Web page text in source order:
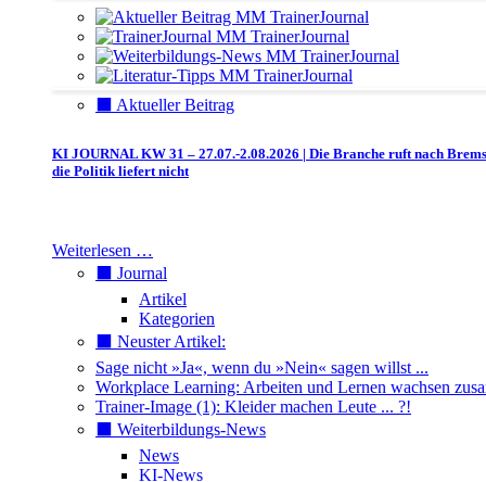
⬛️ Aktueller Beitrag
KI JOURNAL KW 31 – 27.07.-2.08.2026 | Die Branche ruft nach
die Politik liefert nicht
Weiterlesen …
⬛️ Journal
Artikel
Kategorien
⬛️ Neuster Artikel:
Sage nicht »Ja«, wenn du »Nein« sagen willst ...
Workplace Learning: Arbeiten und Lernen wachsen
Trainer-Image (1): Kleider machen Leute ... ?!
⬛️ Weiterbildungs-News
News
KI-News